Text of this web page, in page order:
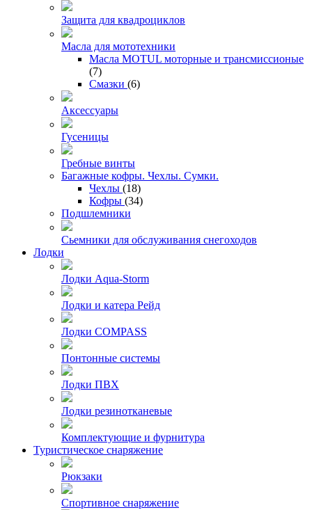
Защита для квадроциклов
Масла для мототехники
Масла MOTUL моторные и трансмиссионые
(7)
Смазки (6)
Аксессуары
Гусеницы
Гребные винты
Багажные кофры. Чехлы. Сумки.
Чехлы (18)
Кофры (34)
Подшлемники
Сьемники для обслуживания снегоходов
Лодки
Лодки Aqua-Storm
Лодки и катера Рейд
Лодки COMPASS
Понтонные системы
Лодки ПВХ
Лодки резинотканевые
Комплектующие и фурнитура
Туристическое снаряжение
Рюкзаки
Спортивное снаряжение